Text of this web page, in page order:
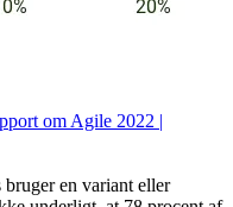
om Agile 2022 |
bruger en variant eller